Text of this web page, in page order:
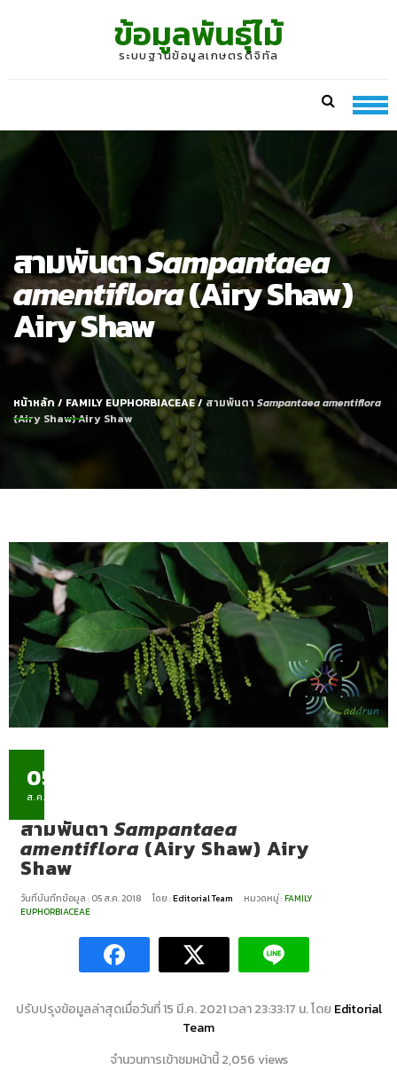
ข้อมูลพันธุ์ไม้
ระบบฐานข้อมูลเกษตรดิจิทัล
สามพันตาSampantaea
amentiflora(Airy Shaw)
Airy Shaw
หน้าหลัก / FAMILY EUPHORBIACEAE/ สามพันตา Sampantaea amentiflora
(Airy Shaw) Airy Shaw
05
ส.ค.
สามพันตาSampantaea
amentiflora(Airy Shaw) Airy
Shaw
วันที่บันทึกข้อมูล : 05 ส.ค. 2018 โดย :Editorial Team หมวดหมู่ :FAMILY
EUPHORBIACEAE
ปรับปรุงข้อมูลล่าสุดเมื่อวันที่ 15 มี.ค. 2021 เวลา 23:33:17 น. โดย Editorial
Team
จำนวนการเข้าชมหน้านี้ 2,056 views